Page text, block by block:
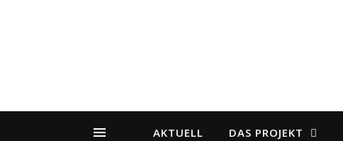
AKTUELL DAS PROJEKT